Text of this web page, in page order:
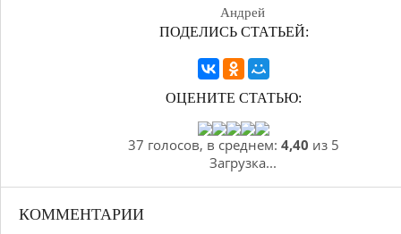
Андрей
ПОДЕЛИСЬ СТАТЬЕЙ:
ОЦЕНИТЕ СТАТЬЮ:
37 голосов, в среднем: 4,40 из 5
Загрузка...
КОММЕНТАРИИ